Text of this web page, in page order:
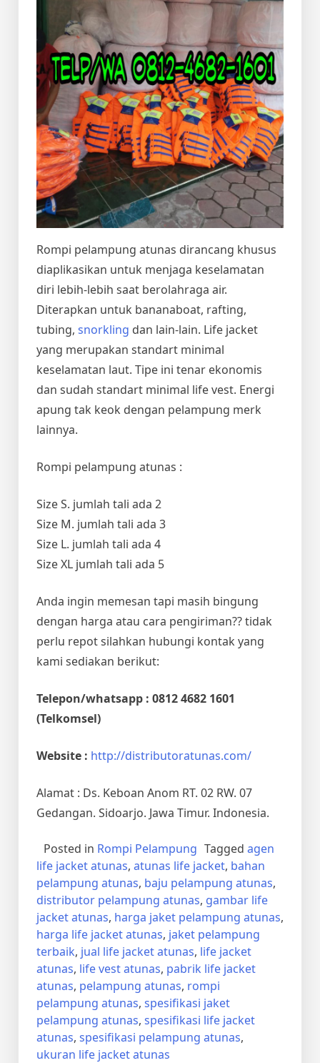
Rompi pelampung atunas dirancang khusus
diaplikasikan untuk menjaga keselamatan
diri lebih-lebih saat berolahraga air.
Diterapkan untuk bananaboat, rafting,
tubing, snorkling dan lain-lain. Life jacket
yang merupakan standart minimal
keselamatan laut. Tipe ini tenar ekonomis
dan sudah standart minimal life vest. Energi
apung tak keok dengan pelampung merk
lainnya.
Rompi pelampung atunas :
Size S. jumlah tali ada 2
Size M. jumlah tali ada 3
Size L. jumlah tali ada 4
Size XL jumlah tali ada 5
Anda ingin memesan tapi masih bingung
dengan harga atau cara pengiriman?? tidak
perlu repot silahkan hubungi kontak yang
kami sediakan berikut:
Telepon/whatsapp : 0812 4682 1601
(Telkomsel)
Website : http://distributoratunas.com/
Alamat : Ds. Keboan Anom RT. 02 RW. 07
Gedangan. Sidoarjo. Jawa Timur. Indonesia.
Posted in Rompi Pelampung Tagged agen
life jacket atunas, atunas life jacket, bahan
pelampung atunas, baju pelampung atunas,
distributor pelampung atunas, gambar life
jacket atunas, harga jaket pelampung atunas,
harga life jacket atunas, jaket pelampung
terbaik, jual life jacket atunas, life jacket
atunas, life vest atunas, pabrik life jacket
atunas, pelampung atunas, rompi
pelampung atunas, spesifikasi jaket
pelampung atunas, spesifikasi life jacket
atunas, spesifikasi pelampung atunas,
ukuran life jacket atunas